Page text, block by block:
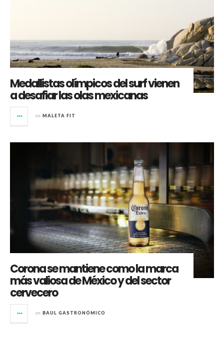
Medallistas olímpicos del surf vienen
a desafiar las olas mexicanas
en MALETA FIT
Corona se mantiene como la marca
más valiosa de México y del sector
cervecero
en BAUL GASTRONÓMICO